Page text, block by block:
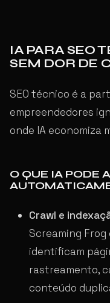
IA PARA SEO
SEM DOR DE
SEO técnico é a
empreendedores
onde IA economiza
O QUE IA PODE
Crawl e
Screaming
identificam
rastreamento,
conteúdo